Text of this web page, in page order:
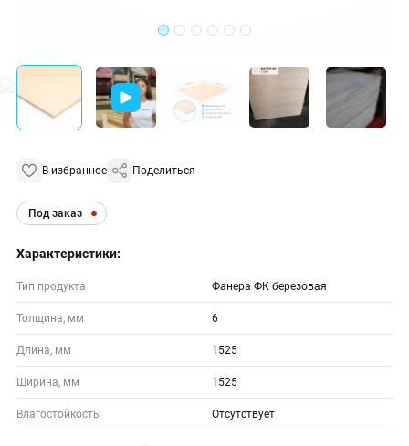
В избранное Поделиться
Под заказ
Характеристики:
Тип продукта Фанера ФК березовая
Толщина, мм 6
Длина, мм 1525
Ширина, мм 1525
Влагостойкость Отсутствует